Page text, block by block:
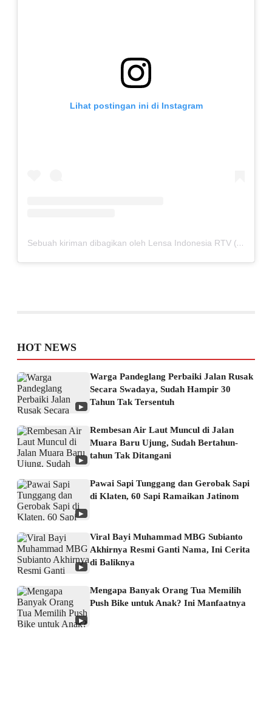
Lihat postingan ini di Instagram
Sebuah kiriman dibagikan oleh Lensa Indonesia RTV (@lensaindonesiartv)
HOT NEWS
▶
Warga Pandeglang Perbaiki Jalan Rusak
Secara Swadaya, Sudah Hampir 30
Tahun Tak Tersentuh
▶
Rembesan Air Laut Muncul di Jalan
Muara Baru Ujung, Sudah Bertahun-
tahun Tak Ditangani
▶
Pawai Sapi Tunggang dan Gerobak Sapi
di Klaten, 60 Sapi Ramaikan Jatinom
▶
Viral Bayi Muhammad MBG Subianto
Akhirnya Resmi Ganti Nama, Ini Cerita
di Baliknya
▶
Mengapa Banyak Orang Tua Memilih
Push Bike untuk Anak? Ini Manfaatnya